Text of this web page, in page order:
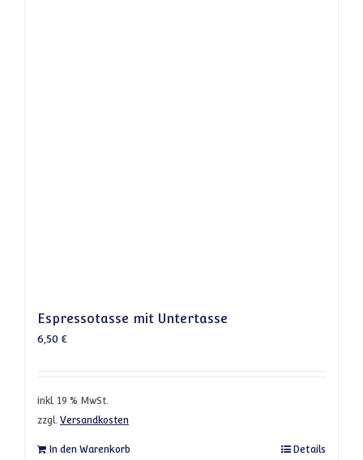
Espressotasse mit Untertasse
6,50 €
inkl. 19 % MwSt.
zzgl. Versandkosten
In den Warenkorb Details